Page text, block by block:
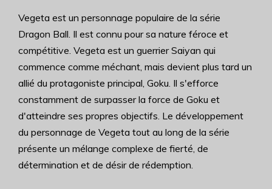
Vegeta est un personnage populaire de la série
Dragon Ball. Il est connu pour sa nature féroce et
compétitive. Vegeta est un guerrier Saiyan qui
commence comme méchant, mais devient plus tard un
allié du protagoniste principal, Goku. Il s'efforce
constamment de surpasser la force de Goku et
d'atteindre ses propres objectifs. Le développement
du personnage de Vegeta tout au long de la série
présente un mélange complexe de fierté, de
détermination et de désir de rédemption.